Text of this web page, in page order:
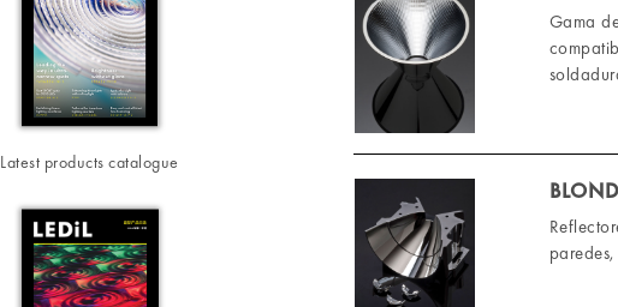
Latest products catalogue
Gama